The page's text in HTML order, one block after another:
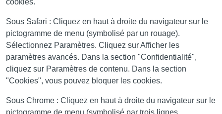
cookies.
Sous Safari : Cliquez en haut à droite du navigateur sur le
pictogramme de menu (symbolisé par un rouage).
Sélectionnez Paramètres. Cliquez sur Afficher les
paramètres avancés. Dans la section "Confidentialité",
cliquez sur Paramètres de contenu. Dans la section
"Cookies", vous pouvez bloquer les cookies.
Sous Chrome : Cliquez en haut à droite du navigateur sur le
pictogramme de menu (symbolisé par trois lignes